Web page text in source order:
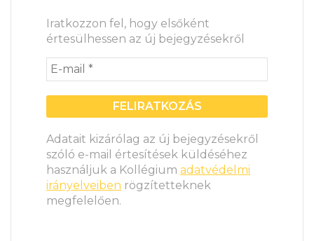
Iratkozzon fel, hogy elsőként
értesülhessen az új bejegyzésekről
Adatait kizárólag az új bejegyzésekről
szóló e-mail értesítések küldéséhez
használjuk a Kollégium adatvédelmi
irányelveiben rögzítetteknek
megfelelően.